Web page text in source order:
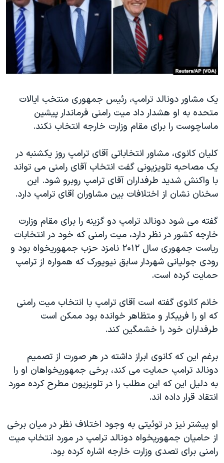
فرهنگ و زندگی
حقوق شهروندی
اقتصادی
علم و فناوری
گالری عکس
آرشیو پخش زنده
مستندها
انتخابات ریاست جمهوری آمریکا ۲۰۲۴
حمله جمهوری اسلامی به اسرائیل
رمز مهسا
اعتراضات زن، زندگی، آزادی
مجموعه مستندهای دادخواهی
دادگاه حمید نوری
چهل سال گروگان‌گیری
قانون شفافیت دارائی کادر رهبری ایران
اسرائیل در جنگ
نرگس محمدی برنده جایزه نوبل صلح
همایش محافظه‌کاران آمریکا «سی‌پک»
صفحه‌های ویژه
سفر پرزیدنت ترامپ به چین
دنبال کنید
زبانهای مختلف
یک مشاور دونالد ترامپ، رئیس جمهوری منتخب ایالات
متحده به او هشدار داد میت رامنی فرماندار پیشین
ماساچوست را برای مقام وزارت خارجه انتخاب نکند.
کلیان کانوی، مشاور انتخاباتی آقای ترامپ روز یکشنبه در
یک مصاحبه تلویزیونی گفت انتخاب آقای رامنی می تواند
با واکنش شدید طرفداران آقای ترامپ روبرو شود. این
سخنان نشان از اختلافات بین مشاوران آقای ترامپ دارد.
گفته می شود دونالد ترامپ دو گزینه را برای مقام وزارت
خارجه کشور در نظر دارد، میت رامنی که خود در انتخابات
ریاست جمهوری سال ۲۰۱۲ نامزد حزب جمهوریخواه بود و
رودی جولیانی شهردار سابق نیویورک که همواره از ترامپ
حمایت کرده است.
خانم کانوی گفته است آقای ترامپ با انتخاب میت رامنی
که او را فریبکار و متظاهر خوانده بود ممکن است
طرفداران خود را خشمگین کند.
برغم این که کانوی ابراز داشته در هر صورت از تصمیم
دونالد ترامپ حمایت می کند، برخی جمهوریخواهان او را
به دلیل این که این مطلب را در تلویزیون مطرح کرده مورد
انتقاد قرار داده اند.
او پیشتر نیز در توئیتی به وجود اختلاف نظر در میان برخی
از حامیان جمهوریخواه دونالد ترامپ در مورد انتخاب میت
رامنی برای تصدی وزارت خارجه اشاره کرده بود.